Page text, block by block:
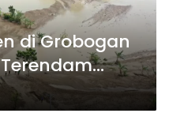
di Grobogan
Ini